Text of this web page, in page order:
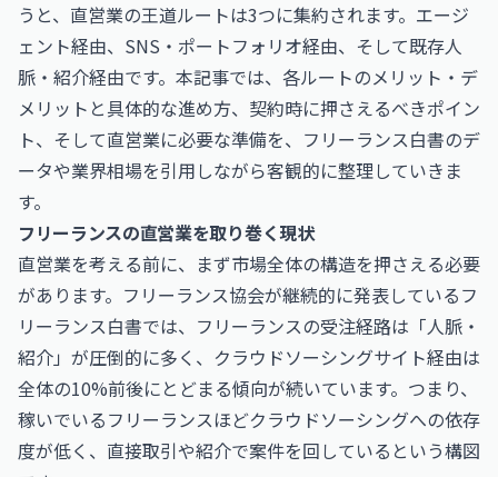
うと、直営業の王道ルートは3つに集約されます。エージ
ェント経由、SNS・ポートフォリオ経由、そして既存人
脈・紹介経由です。本記事では、各ルートのメリット・デ
メリットと具体的な進め方、契約時に押さえるべきポイン
ト、そして直営業に必要な準備を、フリーランス白書のデ
ータや業界相場を引用しながら客観的に整理していきま
す。
フリーランスの直営業を取り巻く現状
直営業を考える前に、まず市場全体の構造を押さえる必要
があります。フリーランス協会が継続的に発表しているフ
リーランス白書では、フリーランスの受注経路は「人脈・
紹介」が圧倒的に多く、クラウドソーシングサイト経由は
全体の10%前後にとどまる傾向が続いています。つまり、
稼いでいるフリーランスほどクラウドソーシングへの依存
度が低く、直接取引や紹介で案件を回しているという構図